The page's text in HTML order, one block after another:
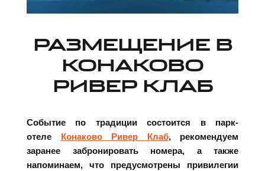
РАЗМЕЩЕНИЕ В
КОНАКОВО
РИВЕР КЛАБ
Событие по традиции состоится в парк-
отеле Конаково Ривер Клаб, рекомендуем
заранее забронировать номера, а также
напоминаем, что предусмотрены привилегии